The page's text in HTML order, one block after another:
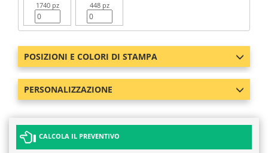
1740 pz 448 pz
POSIZIONI E COLORI DI STAMPA
PERSONALIZZAZIONE
CALCOLA IL PREVENTIVO